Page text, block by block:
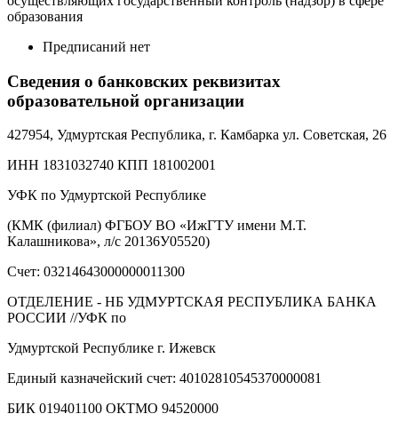
образования
Предписаний нет
Сведения о банковских реквизитах
образовательной организации
427954, Удмуртская Республика, г. Камбарка ул. Советская, 26
ИНН 1831032740 КПП 181002001
УФК по Удмуртской Республике
(КМК (филиал) ФГБОУ ВО «ИжГТУ имени М.Т.
Калашникова», л/с 20136У05520)
Счет: 03214643000000011300
ОТДЕЛЕНИЕ - НБ УДМУРТСКАЯ РЕСПУБЛИКА БАНКА
РОССИИ //УФК по
Удмуртской Республике г. Ижевск
Единый казначейский счет: 40102810545370000081
БИК 019401100 ОКТМО 94520000